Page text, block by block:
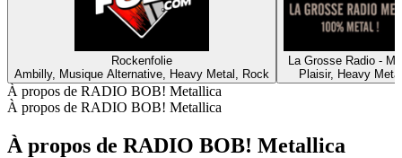
Rockenfolie
Ambilly, Musique Alternative, Heavy Metal, Rock
La Grosse Radio -
Plaisir, Heavy Metal
À propos de RADIO BOB! Metallica
À propos de RADIO BOB! Metallica
À propos de RADIO BOB! Metallica